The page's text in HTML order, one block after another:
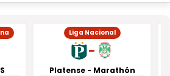
Liga Nacional
-
Platense - Marathón